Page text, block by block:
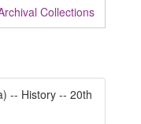
Collections
-- History -- 20th